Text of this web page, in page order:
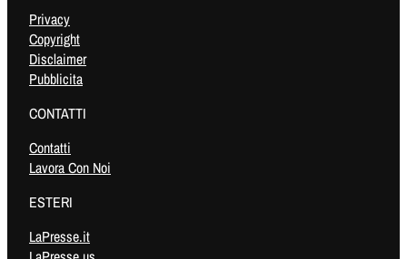
Privacy
Copyright
Disclaimer
Pubblicita
CONTATTI
Contatti
Lavora Con Noi
ESTERI
LaPresse.it